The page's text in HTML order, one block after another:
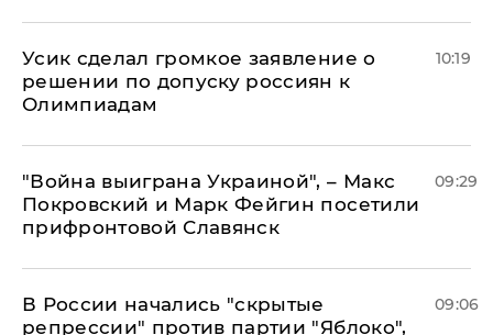
Усик сделал громкое заявление о
решении по допуску россиян к
Олимпиадам
10:19
"Война выиграна Украиной", – Макс
Покровский и Марк Фейгин посетили
прифронтовой Славянск
09:29
В России начались "скрытые
репрессии" против партии "Яблоко",
09:06